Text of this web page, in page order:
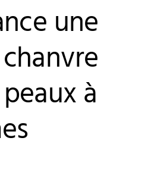
une
à